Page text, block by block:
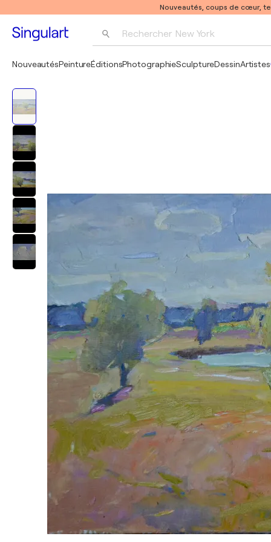
Nouveautés, coups de cœur,
Rechercher New York
NouveautésPeintureÉditionsPhotographieSculptureDessinArtistes